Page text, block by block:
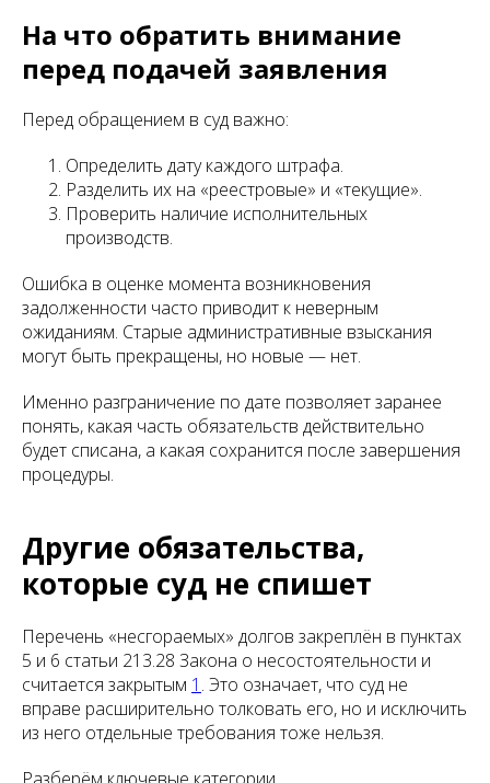
На что обратить внимание
перед подачей заявления
Перед обращением в суд важно:
Определить дату каждого штрафа.
Разделить их на «реестровые» и «текущие».
Проверить наличие исполнительных
производств.
Ошибка в оценке момента возникновения
задолженности часто приводит к неверным
ожиданиям. Старые административные взыскания
могут быть прекращены, но новые — нет.
Именно разграничение по дате позволяет заранее
понять, какая часть обязательств действительно
будет списана, а какая сохранится после завершения
процедуры.
Другие обязательства,
которые суд не спишет
Перечень «несгораемых» долгов закреплён в пунктах
5 и 6 статьи 213.28 Закона о несостоятельности и
считается закрытым 1 . Это означает, что суд не
вправе расширительно толковать его, но и исключить
из него отдельные требования тоже нельзя.